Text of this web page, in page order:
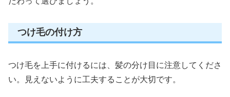
つけ毛の付け方
つけ毛を上手に付けるには、髪の分け目に注意してくださ
い。見えないように工夫することが大切です。